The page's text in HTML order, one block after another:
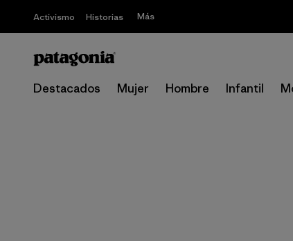
Activismo Historias Más
Destacados Mujer Hombre Infantil